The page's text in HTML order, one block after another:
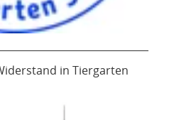
in Tiergarten